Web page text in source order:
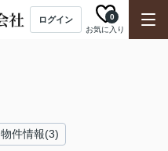
ログイン
お気に入り
0
物件情報(3)